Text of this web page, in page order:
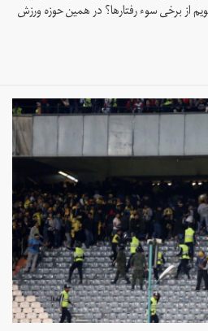
از برخی سوء رفتارها؟ در همین حوزه ورزش